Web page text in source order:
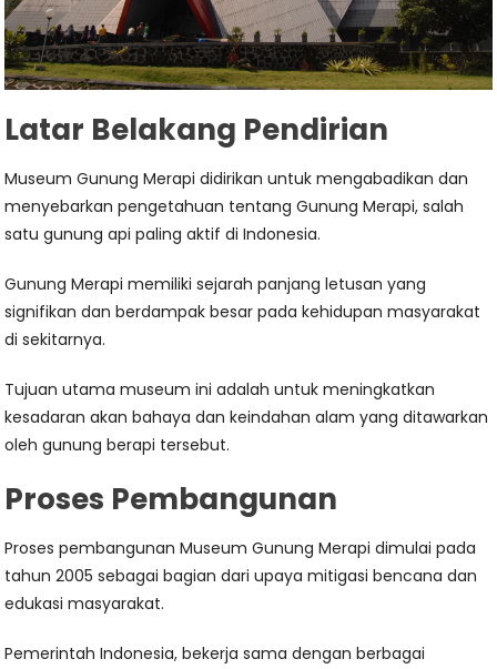
Latar Belakang Pendirian
Museum Gunung Merapi didirikan untuk mengabadikan dan
menyebarkan pengetahuan tentang Gunung Merapi, salah
satu gunung api paling aktif di Indonesia.
Gunung Merapi memiliki sejarah panjang letusan yang
signifikan dan berdampak besar pada kehidupan masyarakat
di sekitarnya.
Tujuan utama museum ini adalah untuk meningkatkan
kesadaran akan bahaya dan keindahan alam yang ditawarkan
oleh gunung berapi tersebut.
Proses Pembangunan
Proses pembangunan Museum Gunung Merapi dimulai pada
tahun 2005 sebagai bagian dari upaya mitigasi bencana dan
edukasi masyarakat.
Pemerintah Indonesia, bekerja sama dengan berbagai